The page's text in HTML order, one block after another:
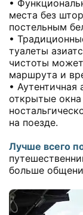
•
места без
постельным
•
туалеты
чистоты
маршрута и
•
открытые
на поезде.
Лучше всего
больше